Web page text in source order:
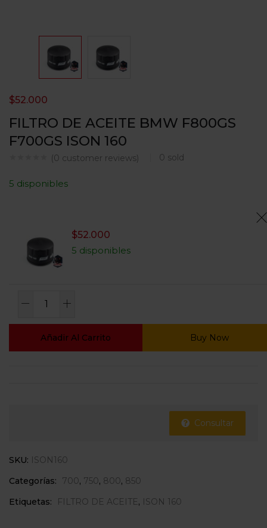
FILTRO DE ACEITE BMW F800GS
F700GS ISON 160
(0 customer reviews) 0 sold
$52.000
5 disponibles
$52.000
5 disponibles
Añadir Al Carrito Buy Now
Consultar
SKU: ISON160
Categorías:
700, 750, 800, 850
Etiquetas:
FILTRO DE ACEITE, ISON 160